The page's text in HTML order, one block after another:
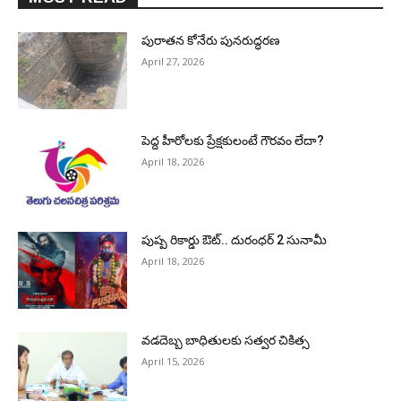
పురాత‌న కోనేరు పున‌రుద్ధ‌ర‌ణ
April 27, 2026
పెద్ద హీరోల‌కు ప్రేక్ష‌కులంటే గౌర‌వం లేదా?
April 18, 2026
పుష్ప రికార్డు ఔట్‌.. దురంధ‌ర్ 2 సునామీ
April 18, 2026
వడదెబ్బ బాధితులకు సత్వర చికిత్స
April 15, 2026